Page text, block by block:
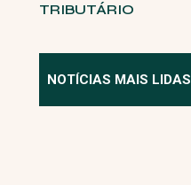
TRIBUTÁRIO
NOTÍCIAS MAIS LIDAS